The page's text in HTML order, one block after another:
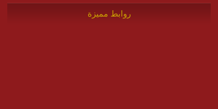
روابط مميزة